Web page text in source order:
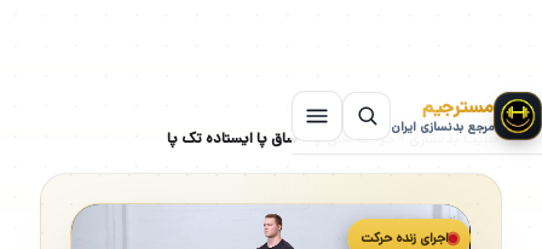
مسترجیم
مرجع بدنسازی ایران
سایت بدنسازی»حرکات ساق پا»ساق پا ایستاده تک پا
اجرای زنده حرکت